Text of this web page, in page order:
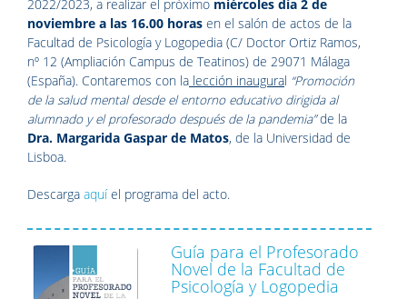
2022/2023, a realizar el próximo miércoles día 2 de
noviembre a las 16.00 horas en el salón de actos de la
Facultad de Psicología y Logopedia (C/ Doctor Ortiz Ramos,
nº 12 (Ampliación Campus de Teatinos) de 29071 Málaga
(España). Contaremos con la lección inaugural “Promoción
de la salud mental desde el entorno educativo dirigida al
alumnado y el profesorado después de la pandemia”de la
Dra. Margarida Gaspar de Matos, de la Universidad de
Lisboa.
Descarga aquíel programa del acto.
Guía para el Profesorado
Novel de la Facultad de
Psicología y Logopedia